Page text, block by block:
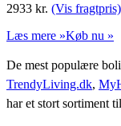
2933 kr. (Vis fragtpris)
Læs mere »Køb nu »
De mest populære
TrendyLiving.dk,
har et stort sortiment